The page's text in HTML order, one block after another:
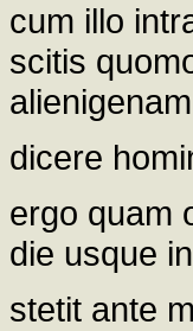
cum illo
scitis
dicere
ergo quam
die usque
stetit ante